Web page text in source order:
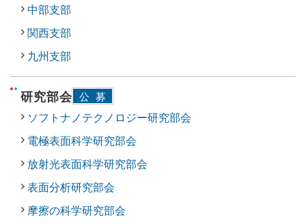
中部支部
関西支部
九州支部
研究部会 公募
ソフトナノテクノロジー研究部会
電極表面科学研究部会
放射光表面科学研究部会
表面分析研究部会
摩擦の科学研究部会